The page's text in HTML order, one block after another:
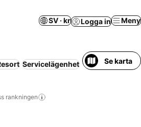
SV · kr Logga in Meny
Servicelägenhet Wi-fi Endast
Se karta
rankningen